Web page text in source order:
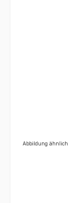
Abbildung ähnlich